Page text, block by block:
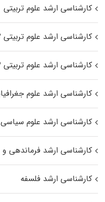
کارشناسی ارشد علوم تربیتی
کارشناسی ارشد علوم تربیتی ۲
کارشناسی ارشد علوم تربیتی ۳
کارشناسی ارشد علوم
کارشناسی ارشد علوم سیاسی
کارشناسی ارشد فرماندهی
کارشناسی ارشد فلسفه